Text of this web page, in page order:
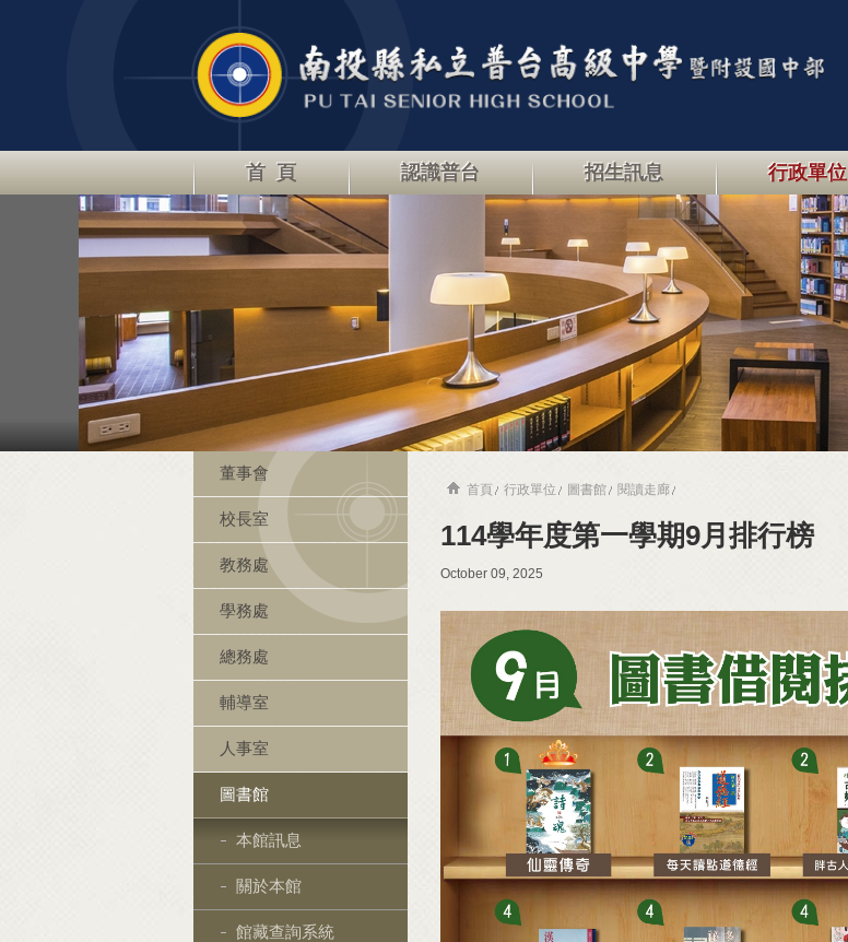
首 頁 認識普台 招生訊息 行政單位
董事會
校長室
教務處
學務處
總務處
輔導室
人事室
圖書館
本館訊息
關於本館
館藏查詢系統
首頁 行政單位 圖書館 閱讀走廊
114學年度第一學期9月排行榜
October 09, 2025